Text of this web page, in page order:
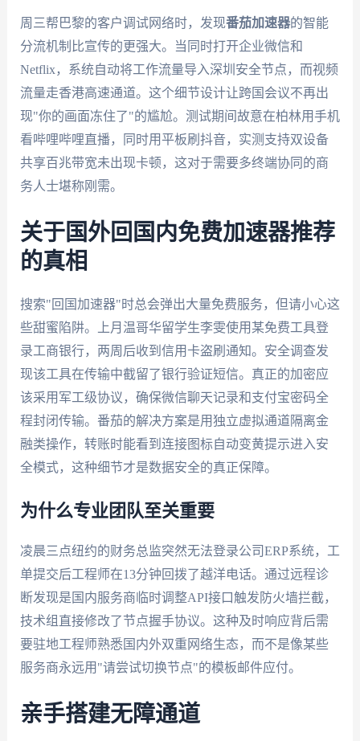
周三帮巴黎的客户调试网络时，发现番茄加速器的智能
分流机制比宣传的更强大。当同时打开企业微信和
Netflix，系统自动将工作流量导入深圳安全节点，而视频
流量走香港高速通道。这个细节设计让跨国会议不再出
现"你的画面冻住了"的尴尬。测试期间故意在柏林用手机
看哔哩哔哩直播，同时用平板刷抖音，实测支持双设备
共享百兆带宽未出现卡顿，这对于需要多终端协同的商
务人士堪称刚需。
关于国外回国内免费加速器推荐
的真相
搜索"回国加速器"时总会弹出大量免费服务，但请小心这
些甜蜜陷阱。上月温哥华留学生李雯使用某免费工具登
录工商银行，两周后收到信用卡盗刷通知。安全调查发
现该工具在传输中截留了银行验证短信。真正的加密应
该采用军工级协议，确保微信聊天记录和支付宝密码全
程封闭传输。番茄的解决方案是用独立虚拟通道隔离金
融类操作，转账时能看到连接图标自动变黄提示进入安
全模式，这种细节才是数据安全的真正保障。
为什么专业团队至关重要
凌晨三点纽约的财务总监突然无法登录公司ERP系统，工
单提交后工程师在13分钟回拨了越洋电话。通过远程诊
断发现是国内服务商临时调整API接口触发防火墙拦截，
技术组直接修改了节点握手协议。这种及时响应背后需
要驻地工程师熟悉国内外双重网络生态，而不是像某些
服务商永远用"请尝试切换节点"的模板邮件应付。
亲手搭建无障通道